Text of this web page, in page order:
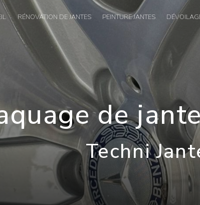
RÉNOVATION DE JANTES PEINTURE JANTES
de
Techni